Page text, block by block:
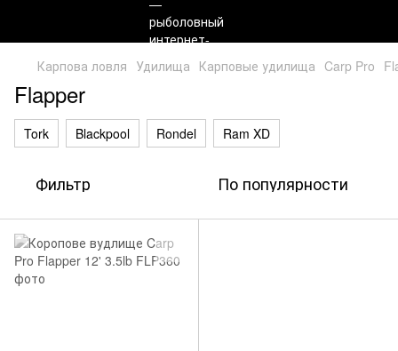
Карпова ловля Удилища Карповые удилища Carp Pro
Flapper
Tork Blackpool Rondel Ram XD
Фильтр По популярности